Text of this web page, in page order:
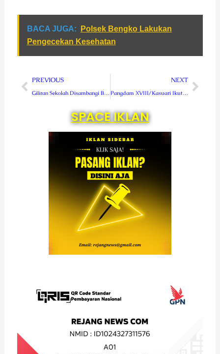
BACA JUGA:
Polsek Bengko Lakukan
Pengecekan Kesehatan
Prev
PREVIOUS
Giliran Sekolah Disambangi Bhabinkamtibmas Polsek Curup
NEXT
Pangdam XVIII/Kasuari Ikuti Rapat dengan KPU, TNI Siap Membantu Pelaksanaan Pemilu di Papua Barat
Next
SPACE IKLAN